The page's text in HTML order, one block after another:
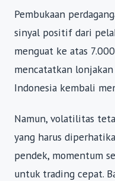
Pembukaan
sinyal positif dari
menguat ke atas
mencatatkan
Indonesia kembali
Namun, volatilitas
yang harus
pendek, momentum
untuk trading cepat.